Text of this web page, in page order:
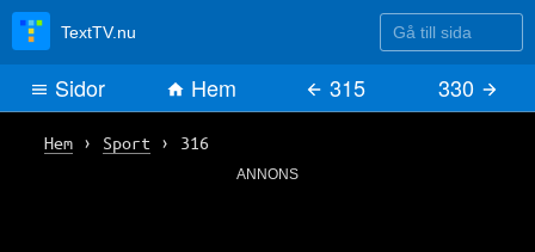
Hem› Sport › 316
ANNONS
TextTV.nu Gå till sida
Sidor Hem 315 330